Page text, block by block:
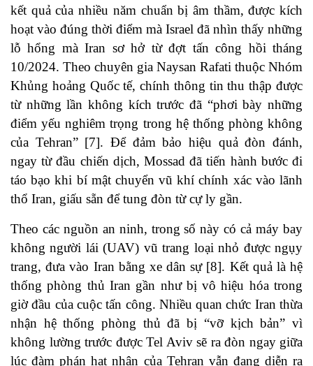
kết quả của nhiều năm chuẩn bị âm thầm, được kích
hoạt vào đúng thời điểm mà Israel đã nhìn thấy những
lỗ hổng mà Iran sơ hở từ đợt tấn công hồi tháng
10/2024. Theo chuyên gia Naysan Rafati thuộc Nhóm
Khủng hoảng Quốc tế, chính thông tin thu thập được
từ những lần không kích trước đã “phơi bày những
điểm yếu nghiêm trọng trong hệ thống phòng không
của Tehran” [7]. Để đảm bảo hiệu quả đòn đánh,
ngay từ đầu chiến dịch, Mossad đã tiến hành bước đi
táo bạo khi bí mật chuyển vũ khí chính xác vào lãnh
thổ Iran, giấu sẵn để tung đòn từ cự ly gần.
Theo các nguồn an ninh, trong số này có cả máy bay
không người lái (UAV) vũ trang loại nhỏ được ngụy
trang, đưa vào Iran bằng xe dân sự [8]. Kết quả là hệ
thống phòng thủ Iran gần như bị vô hiệu hóa trong
giờ đầu của cuộc tấn công. Nhiều quan chức Iran thừa
nhận hệ thống phòng thủ đã bị “vỡ kịch bản” vì
không lường trước được Tel Aviv sẽ ra đòn ngay giữa
lúc đàm phán hạt nhân của Tehran vẫn đang diễn ra